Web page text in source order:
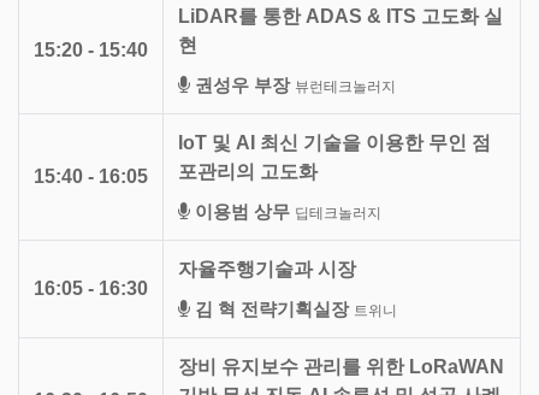
15:20 - 15:40
LiDAR를 통한 ADAS & ITS 고도화 실
현
권성우 부장 뷰런테크놀러지
15:40 - 16:05
IoT 및 AI 최신 기술을 이용한 무인 점
포관리의 고도화
이용범 상무 딥테크놀러지
16:05 - 16:30
자율주행기술과 시장
김 혁 전략기획실장 트위니
장비 유지보수 관리를 위한 LoRaWAN